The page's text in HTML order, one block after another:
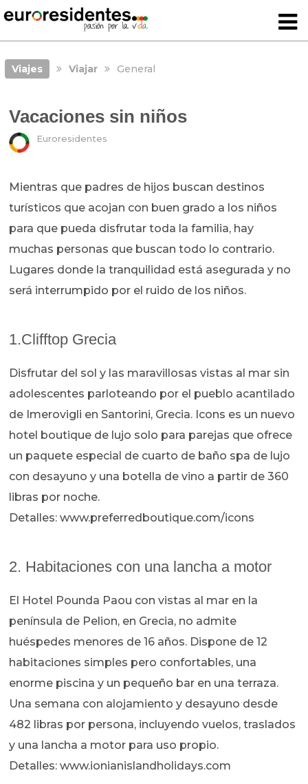
Viajes Viajar General
Vacaciones sin niños
Euroresidentes
Mientras que padres de hijos buscan destinos
turísticos que acojan con buen grado a los niños
para que pueda disfrutar toda la familia, hay
muchas personas que buscan todo lo contrario.
Lugares donde la tranquilidad está asegurada y no
será interrumpido por el ruido de los niños.
1.Clifftop Grecia
Disfrutar del sol y las maravillosas vistas al mar sin
adolescentes parloteando por el pueblo acantilado
de Imerovigli en Santorini, Grecia. Icons es un nuevo
hotel boutique de lujo solo para parejas que ofrece
un paquete especial de cuarto de baño spa de lujo
con desayuno y una botella de vino a partir de 360
libras por noche.
Detalles: www.preferredboutique.com/icons
2. Habitaciones con una lancha a motor
El Hotel Pounda Paou con vistas al mar en la
península de Pelion, en Grecia, no admite
huéspedes menores de 16 años. Dispone de 12
habitaciones simples pero confortables, una
enorme piscina y un pequeño bar en una terraza.
Una semana con alojamiento y desayuno desde
482 libras por persona, incluyendo vuelos, traslados
y una lancha a motor para uso propio.
Detalles: www.ionianislandholidays.com